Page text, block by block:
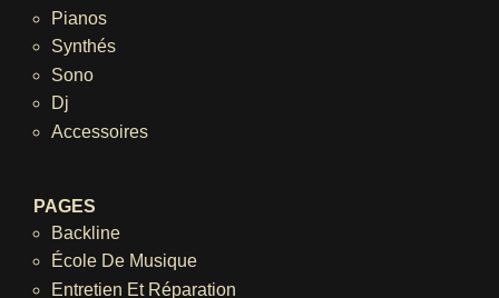
Pianos
Synthés
Sono
Dj
Accessoires
PAGES
Backline
École De Musique
Entretien Et Réparation